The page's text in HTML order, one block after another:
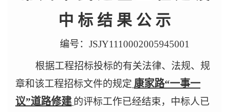
中 标 结 果 公 示
编号： JSJY1110002005945001
根据工程招标投标的有关法律、法规、规
章和该工程招标文件的规定 康家路“一事一
议”道路修建 的评标工作已经结束，中标人已